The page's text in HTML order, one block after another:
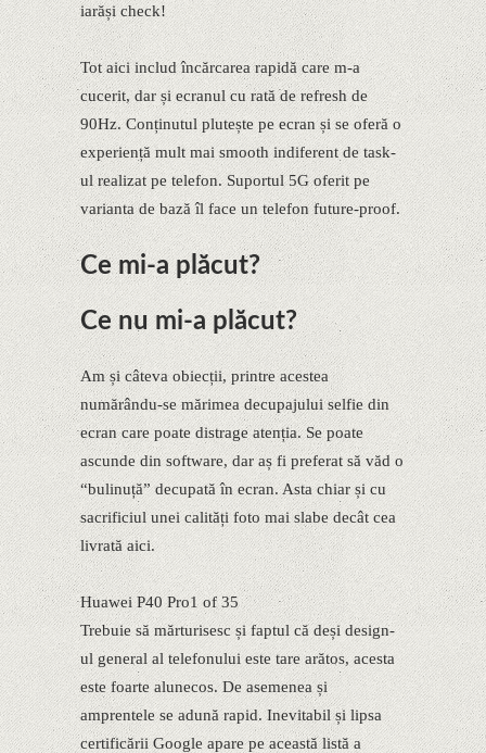
iarăși check!
Tot aici includ încărcarea rapidă care m-a
cucerit, dar și ecranul cu rată de refresh de
90Hz. Conținutul plutește pe ecran și se oferă o
experiență mult mai smooth indiferent de task-
ul realizat pe telefon. Suportul 5G oferit pe
varianta de bază îl face un telefon future-proof.
Ce mi-a plăcut?
Ce nu mi-a plăcut?
Am și câteva obiecții, printre acestea
numărându-se mărimea decupajului selfie din
ecran care poate distrage atenția. Se poate
ascunde din software, dar aș fi preferat să văd o
“bulinuță” decupată în ecran. Asta chiar și cu
sacrificiul unei calități foto mai slabe decât cea
livrată aici.
Huawei P40 Pro1 of 35
Trebuie să mărturisesc și faptul că deși design-
ul general al telefonului este tare arătos, acesta
este foarte alunecos. De asemenea și
amprentele se adună rapid. Inevitabil și lipsa
certificării Google apare pe această listă a